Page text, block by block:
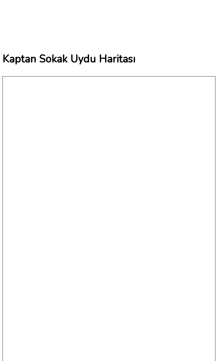
Kaptan Sokak Uydu Haritası